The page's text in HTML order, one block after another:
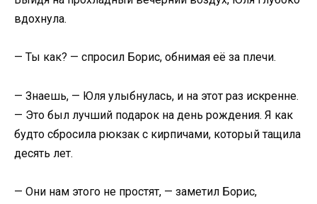
вдохнула.
— Ты как? — спросил Борис, обнимая её за плечи.
— Знаешь, — Юля улыбнулась, и на этот раз искренне.
— Это был лучший подарок на день рождения. Я как
будто сбросила рюкзак с кирпичами, который тащила
десять лет.
— Они нам этого не простят, — заметил Борис,